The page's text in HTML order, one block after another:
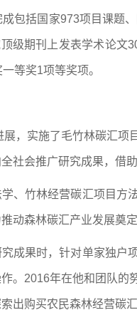
包括国家973项目课题
级期刊上发表学术论
等奖1项等奖项。
，实施了毛竹林碳汇
社会推广研究成果，借
、竹林经营碳汇项目方
动森林碳汇产业发展奠
成果时，针对单家独
。2016年在他和团队
出购买农民森林经营碳